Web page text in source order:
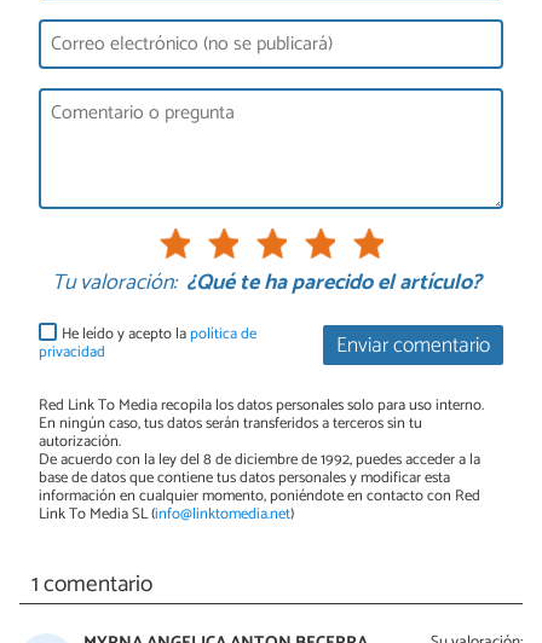
Tu valoración: ¿Qué te ha parecido el artículo?
Enviar comentario
He leído y acepto lapolítica de
privacidad
Red Link To Media recopila los datos personales solo para uso interno.
En ningún caso, tus datos serán transferidos a terceros sin tu
autorización.
De acuerdo con la ley del 8 de diciembre de 1992, puedes acceder a la
base de datos que contiene tus datos personales y modificar esta
información en cualquier momento, poniéndote en contacto con Red
Link To Media SL (info@linktomedia.net)
1 comentario